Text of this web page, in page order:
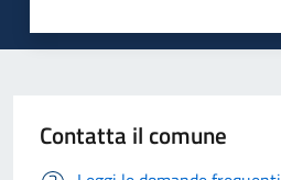
Contatta il comune